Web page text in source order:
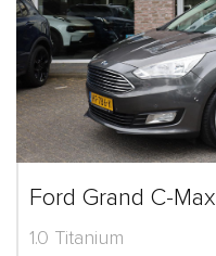
Ford Grand C-Max
1.0 Titanium